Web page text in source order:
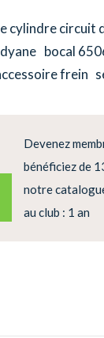
cylindre circuit
bocal
frein
Devenez
bénéficiez de
notre
au club : 1 an